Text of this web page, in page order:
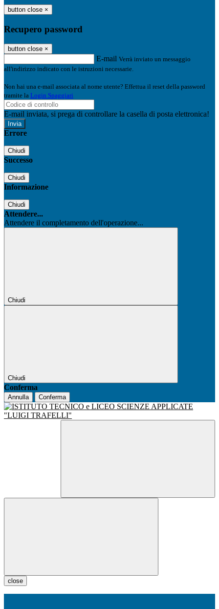
button close ×
Recupero password
button close ×
E-mail Verrà inviato un messaggio
all'indirizzo indicato con le istruzioni necessarie.
Non hai una e-mail associata al nome utente? Effettua il reset della password
tramite la Login Spaggiari
E-mail inviata, si prega di controllare la casella di posta elettronica!
Errore
Chiudi
Successo
Chiudi
Informazione
Chiudi
Attendere...
Attendere il completamento dell'operazione...
Chiudi
Chiudi
Conferma
Annulla Conferma
close